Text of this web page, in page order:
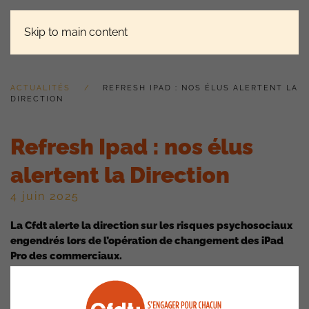
Skip to main content
ACTUALITÉS
REFRESH IPAD : NOS ÉLUS ALERTENT LA
DIRECTION
Refresh Ipad : nos élus
alertent la Direction
4 juin 2025
La Cfdt alerte la direction sur les risques psychosociaux
engendrés lors de l’opération de changement des iPad
Pro des commerciaux.
dysfonctionnements, sur les connexions ou les outils et
aucune assistance pour régler le problème.